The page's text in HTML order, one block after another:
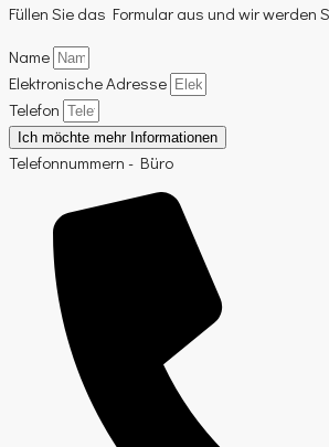
Füllen Sie das Formular aus und wir werden
Name
Elektronische Adresse
Telefon
Ich möchte mehr Informationen
Telefonnummern - Büro